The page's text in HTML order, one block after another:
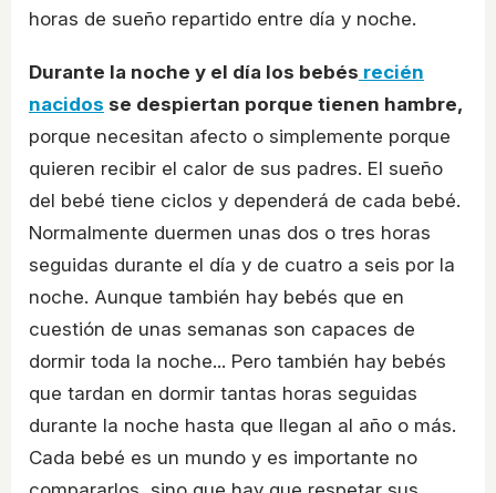
horas de sueño repartido entre día y noche.
Durante la noche y el día los bebés recién
nacidos se despiertan porque tienen hambre,
porque necesitan afecto o simplemente porque
quieren recibir el calor de sus padres. El sueño
del bebé tiene ciclos y dependerá de cada bebé.
Normalmente duermen unas dos o tres horas
seguidas durante el día y de cuatro a seis por la
noche. Aunque también hay bebés que en
cuestión de unas semanas son capaces de
dormir toda la noche... Pero también hay bebés
que tardan en dormir tantas horas seguidas
durante la noche hasta que llegan al año o más.
Cada bebé es un mundo y es importante no